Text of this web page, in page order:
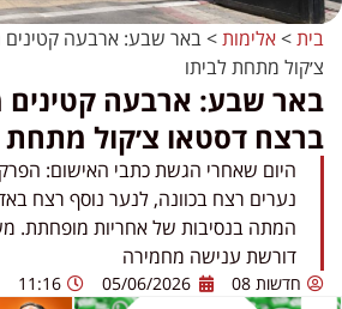
בית>אלימות>באר שבע: ארבעה קטינים
צ׳קול מתחת לביתו
באר שבע: ארבעה קטינים
ברצח דסטאו צ׳קול מתחת
היום שאחרי הגשת כתבי האישום:
נערים רצח בכוונה, לנער נוסף רצח
המתה בנסיבות של אחריות מופחתת.
דורשת ענישה מחמירה
חדשות 08 05/06/2026
11:16